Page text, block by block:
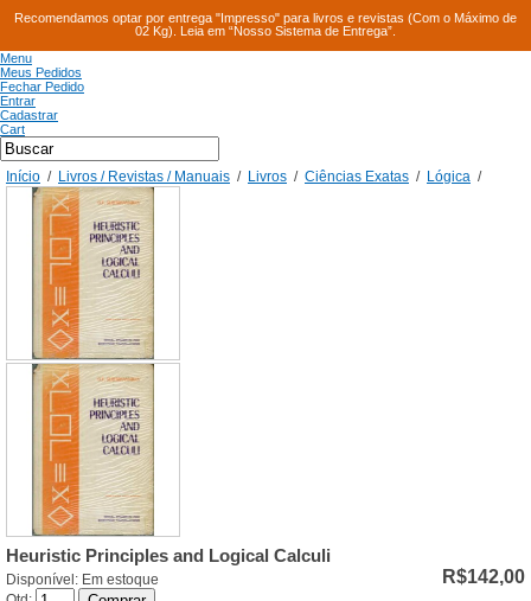
Recomendamos optar por entrega "Impresso" para livros e revistas (Com o Máximo de
02 Kg). Leia em “Nosso Sistema de Entrega”.
Menu
Meus Pedidos
Fechar Pedido
Entrar
Cadastrar
Cart
Início / Livros / Revistas / Manuais / Livros / Ciências Exatas / Lógica /
Heuristic Principles and Logical Calculi
Disponível: Em estoque R$142,00